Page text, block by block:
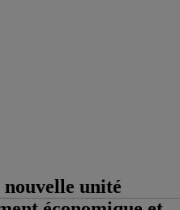
unité